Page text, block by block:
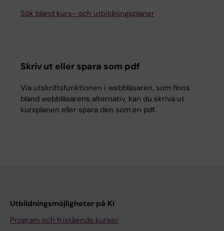
Sök bland kurs- och utbildningsplaner
Skriv ut eller spara som pdf
Via utskriftsfunktionen i webbläsaren, som finns
bland webbläsarens alternativ, kan du skriva ut
kursplanen eller spara den som en pdf.
Utbildningsmöjligheter på KI
Program och fristående kurser